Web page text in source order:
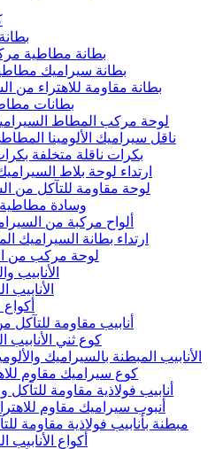
بطانة مطاطية
بطانة سيراميك
بطانة مقاومة للاهتراء من
بطانات
لوحة مركب المطاط
ناقل سيراميك الألومينا
بكرات ناقلة متخلفة
ارتداء لوحة بلاط
لوحة مقاومة للتآكل من
وسادة
ألواح مركبة من
ارتداء بطانة السيراميك
لوحة مركب من
الأنابيب
أنابيب مقاومة للتآكل
كوع ثني الأنابيب
الأنابيب المبطنة بالسيراميك
كوع سيراميك مقاوم
أنابيب فولاذية مقاومة
أنبوب سيراميك مقاوم
مبطنة بأنابيب فولاذية مقاومة
أكواع